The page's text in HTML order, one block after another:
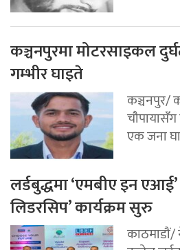
कञ्चनपुरमा मोटरसाइकल
गम्भीर घाइते
कञ्चनपुर/
एक जना
लर्डबुद्धमा ‘एमबीए इन
लिडरसिप’ कार्यक्रम सुरु